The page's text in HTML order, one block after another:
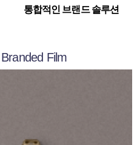
Branded Film
통합적인 브랜드 솔루션